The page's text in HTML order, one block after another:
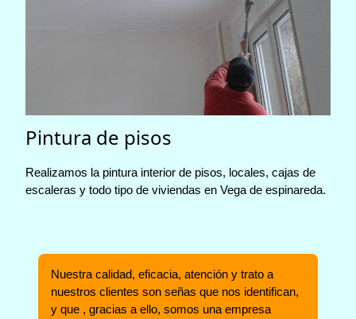
Pintura de pisos
Realizamos la pintura interior de pisos, locales, cajas de
escaleras y todo tipo de viviendas en Vega de espinareda.
Nuestra calidad, eficacia, atención y trato a
nuestros clientes son señas que nos identifican,
y que , gracias a ello, somos una empresa